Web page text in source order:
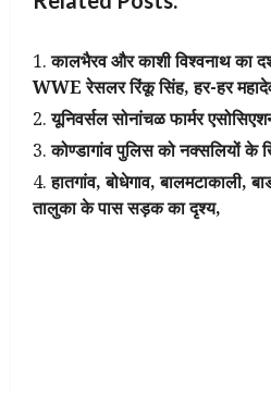
कालभैरव और काशी विश्वनाथ का
WWE रेसलर रिंकू सिंह, हर-हर
यूनिवर्सल सोनांचळ फार्मर
कोण्डागांव पुलिस को नक्सलियों
हातगांव, बोधेगाव, बालमटाकाली,
तालुका के पास सड़क का दृश्य,